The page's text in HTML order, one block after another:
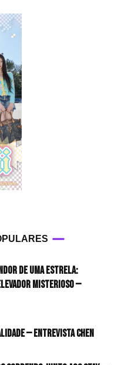
de uma estrela:
misterioso —
— Entrevista CHEN